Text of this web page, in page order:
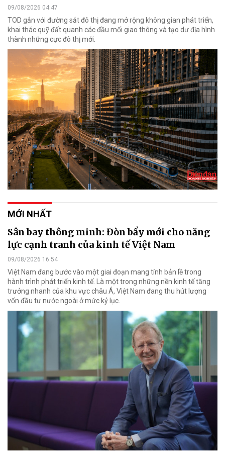
09/08/2026 04:47
TOD gắn với đường sắt đô thị đang mở rộng không gian phát triển,
khai thác quỹ đất quanh các đầu mối giao thông và tạo dư địa hình
thành những cực đô thị mới.
MỚI NHẤT
Sân bay thông minh: Đòn bẩy mới cho năng
lực cạnh tranh của kinh tế Việt Nam
09/08/2026 16:54
Việt Nam đang bước vào một giai đoạn mang tính bản lề trong
hành trình phát triển kinh tế. Là một trong những nền kinh tế tăng
trưởng nhanh của khu vực châu Á, Việt Nam đang thu hút lượng
vốn đầu tư nước ngoài ở mức kỷ lục.